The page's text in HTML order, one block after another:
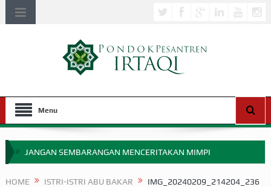
Menu
JANGAN SEMBARANGAN MENCERITAKAN MIMPI
HOME ISTRI-ISTRI ABU BAKAR IMG_20240209_214204_236